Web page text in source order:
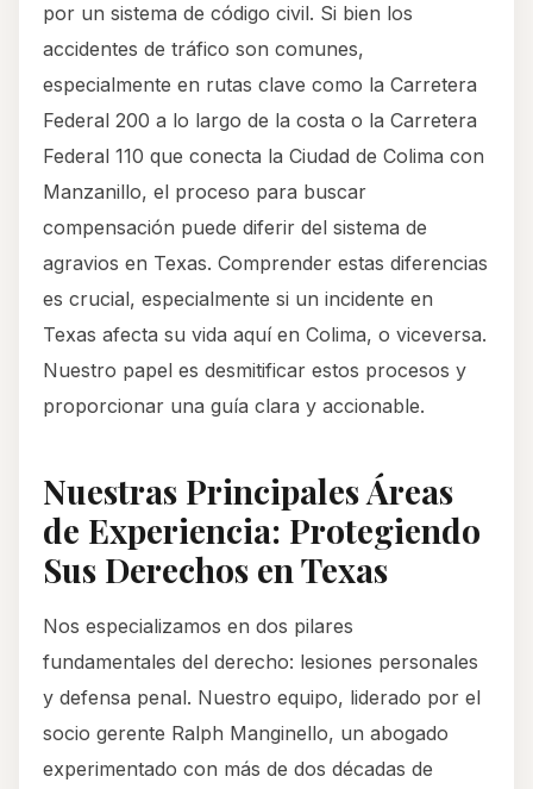
por un sistema de código civil. Si bien los
accidentes de tráfico son comunes,
especialmente en rutas clave como la Carretera
Federal 200 a lo largo de la costa o la Carretera
Federal 110 que conecta la Ciudad de Colima con
Manzanillo, el proceso para buscar
compensación puede diferir del sistema de
agravios en Texas. Comprender estas diferencias
es crucial, especialmente si un incidente en
Texas afecta su vida aquí en Colima, o viceversa.
Nuestro papel es desmitificar estos procesos y
proporcionar una guía clara y accionable.
Nuestras Principales Áreas
de Experiencia: Protegiendo
Sus Derechos en Texas
Nos especializamos en dos pilares
fundamentales del derecho: lesiones personales
y defensa penal. Nuestro equipo, liderado por el
socio gerente Ralph Manginello, un abogado
experimentado con más de dos décadas de